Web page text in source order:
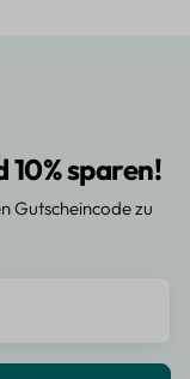
sparen!
Gutscheincode zu